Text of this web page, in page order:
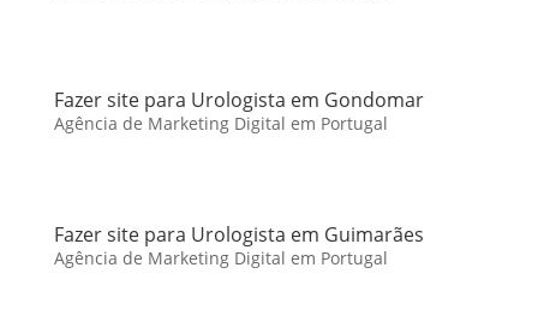
Fazer site para Urologista em Gondomar
Agência de Marketing Digital em Portugal
Fazer site para Urologista em Guimarães
Agência de Marketing Digital em Portugal